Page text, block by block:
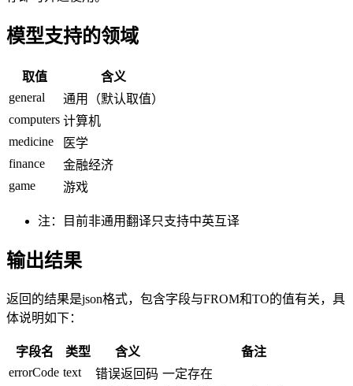
模型支持的领域
取值
含义
general
通用（默认取值）
computers 计算机
medicine
医学
finance
金融经济
game
游戏
注：目前非通用翻译只支持中英互译
输出结果
返回的结果是json格式，包含字段与FROM和TO的值有关，具
体说明如下：
字段名 类型 含义
备注
errorCode text 错误返回码 一定存在